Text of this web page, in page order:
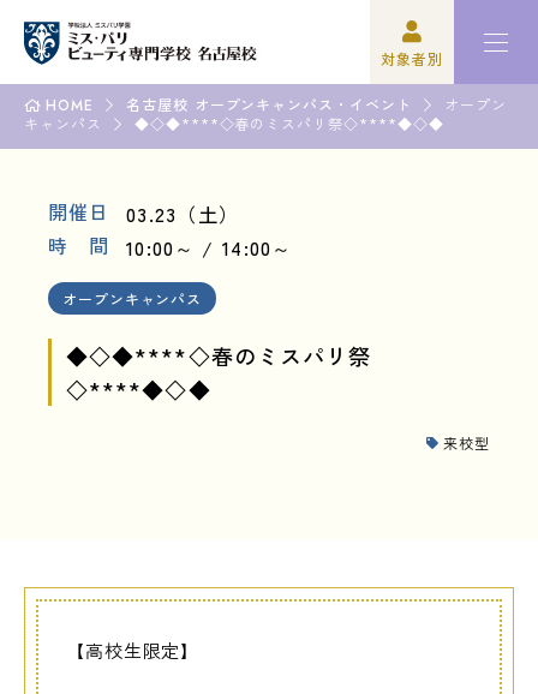
対象者別
高校3年生の方
保護者の方
学校関係者の方
企業の方
ミスパリについて
オープンキャンパス・イベント
資格・就職
入学案内
LINE友だち登録よくある質問アクセス
HOME 名古屋校 オープンキャンパス・イベント
オープン
キャンパス
◆◇◆****◇春のミスパリ祭◇****◆◇◆
開催日
03.23（土）
時 間
10:00～ 14:00～
オープンキャンパス
◆◇◆****◇春のミスパリ祭
◇****◆◇◆
来校型
【高校生限定】